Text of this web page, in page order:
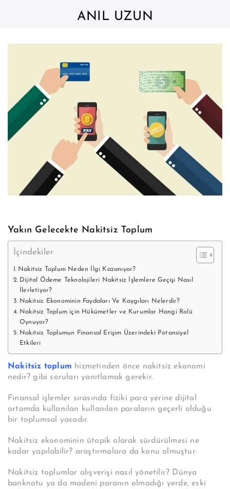
ANIL UZUN
Yakın Gelecekte Nakitsiz Toplum
İçindekiler
Nakitsiz Toplum Neden İlgi Kazanıyor?
Dijital Ödeme Teknolojileri Nakitsiz İşlemlere Geçişi Nasıl
İlerletiyor?
Nakitsiz Ekonominin Faydaları Ve Kaygıları Nelerdir?
Nakitsiz Toplum için Hükümetler ve Kurumlar Hangi Rolü
Oynuyor?
Nakitsiz Toplumun Finansal Erişim Üzerindeki Potansiyel
Etkileri
Nakitsiz toplum hizmetinden önce nakitsiz ekonomi
nedir? gibi soruları yanıtlamak gerekir.
Finansal işlemler sırasında fiziki para yerine dijital
ortamda kullanılan kullanılan paraların geçerli olduğu
bir toplumsal yasadır.
Nakitsiz ekonominin ütopik olarak sürdürülmesi ne
kadar yapılabilir? araştırmalara da konu olmuştur.
Nakitsiz toplumlar alışverişi nasıl yönetilir? Dünya
banknotu ya da madeni paranın olmadığı yerde, eski